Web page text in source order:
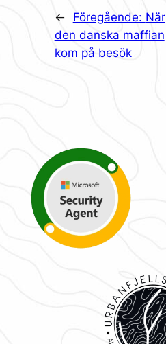
← Föregående: När
den danska maffian
kom på besök